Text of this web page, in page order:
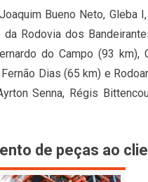
Bueno Neto, Gleba
Rodovia dos
do Campo (93 km),
Dias (65 km) e
Senna, Régis
de peças ao